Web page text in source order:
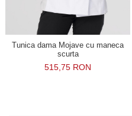
Tunica dama Mojave cu maneca
scurta
515,75 RON